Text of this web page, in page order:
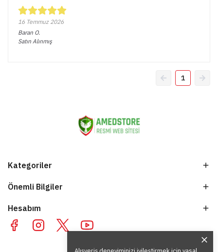
16 Temmuz 2026
Baran O.
Satın Alınmış
1
Kategoriler
Önemli Bilgiler
Hesabım